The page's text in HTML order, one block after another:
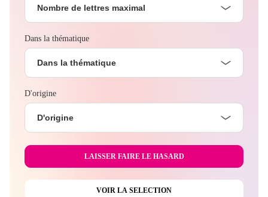
Nombre de lettres maximal
Dans la thématique
Dans la thématique
D'origine
D'origine